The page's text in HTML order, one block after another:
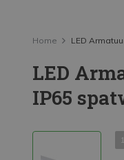
LED
LED Panelen
LED
Home LED
LED
IP65